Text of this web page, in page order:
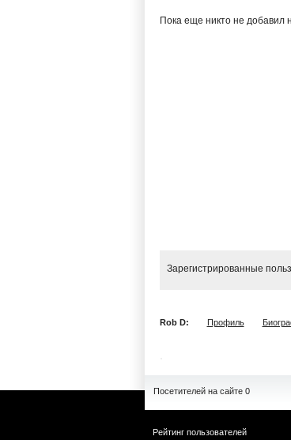
Пока еще никто не
Зарегистрированные
Rob D: Профиль
Посетителей на сайте 0
Рейтинг пользователей